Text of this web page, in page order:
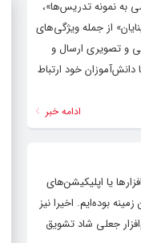
به نمونه تدریس‌ها»،
از جمله ویژگی‌های
و تصویری ارسال و
خود ارتباط
ادامه خبر
یا اپلیکیشن‌های
بوده‌ایم. اخیرا نیز
جعلی شاد تشویق